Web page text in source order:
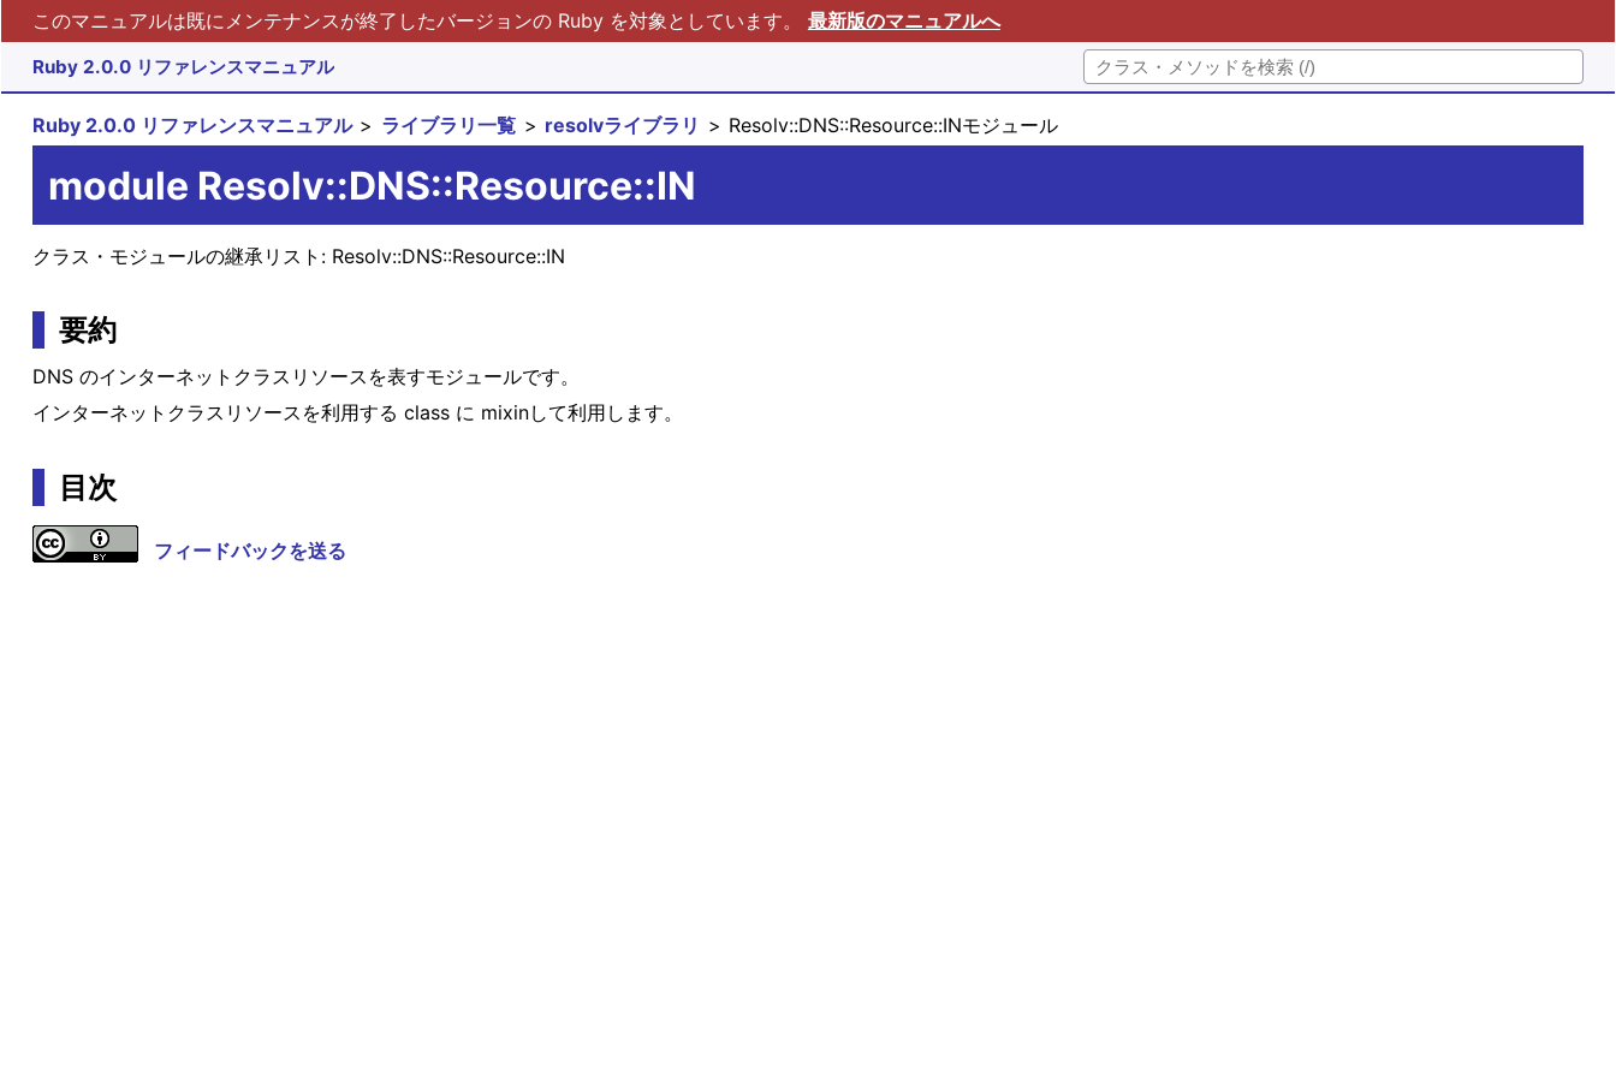
このマニュアルは既にメンテナンスが終了したバージョンの Ruby を対象としています。 最新版のマニュアルへ
Ruby 2.0.0 リファレンスマニュアル
Ruby 2.0.0 リファレンスマニュアル ライブラリ一覧 resolvライブラリ Resolv::DNS::Resource::INモジュール
module Resolv::DNS::Resource::IN
クラス・モジュールの継承リスト: Resolv::DNS::Resource::IN
要約
DNS のインターネットクラスリソースを表すモジュールです。
インターネットクラスリソースを利用する class に mixinして利用します。
目次
フィードバックを送る